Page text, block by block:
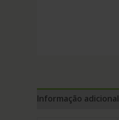
Informação adicional